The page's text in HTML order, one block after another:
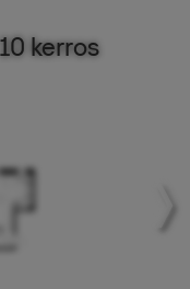
kerros